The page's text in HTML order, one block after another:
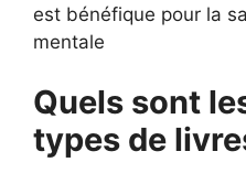
est bénéfique pour la
mentale
Quels sont
types de